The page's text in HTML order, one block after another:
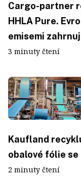
Cargo-partner
HHLA Pure.
emisemi
3 minuty čtení
Kaufland
obalové fólie
2 minuty čtení